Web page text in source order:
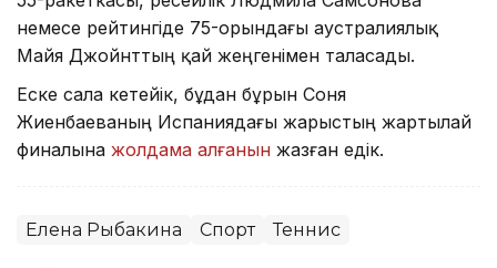
немесе рейтингіде 75-орындағы аустралиялық
Майя Джойнттың қай жеңгенімен таласады.
Еске сала кетейік, бұдан бұрын Соня
Жиенбаеваның Испаниядағы жарыстың жартылай
финалына жолдама алғанын жазған едік.
Елена Рыбакина Спорт Теннис